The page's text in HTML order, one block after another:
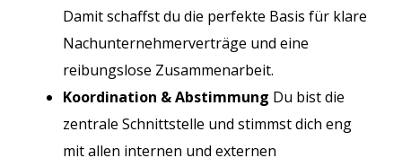
Damit schaffst du die perfekte Basis für klare
Nachunternehmerverträge und eine
reibungslose Zusammenarbeit.
Koordination & Abstimmung Du bist die
zentrale Schnittstelle und stimmst dich eng
mit allen internen und externen